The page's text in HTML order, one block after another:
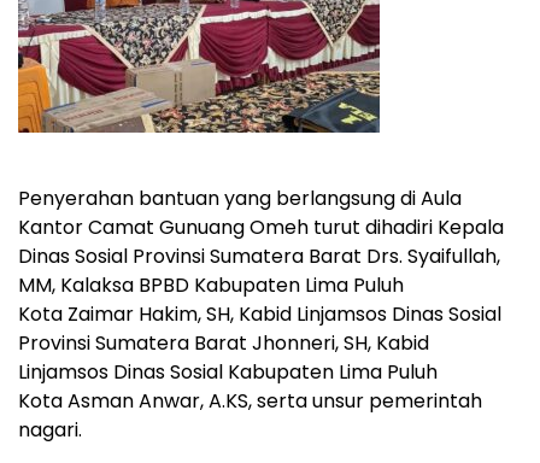
Penyerahan bantuan yang berlangsung di Aula
Kantor Camat Gunuang Omeh turut dihadiri Kepala
Dinas Sosial Provinsi Sumatera Barat Drs. Syaifullah,
MM, Kalaksa BPBD Kabupaten Lima Puluh
Kota Zaimar Hakim, SH, Kabid Linjamsos Dinas Sosial
Provinsi Sumatera Barat Jhonneri, SH, Kabid
Linjamsos Dinas Sosial Kabupaten Lima Puluh
Kota Asman Anwar, A.KS, serta unsur pemerintah
nagari.